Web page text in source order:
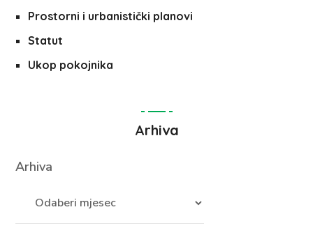
Prostorni i urbanistički planovi
Statut
Ukop pokojnika
Arhiva
Arhiva